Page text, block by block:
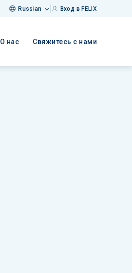
Russian Вход в FELIX
О нас Свяжитесь с нами